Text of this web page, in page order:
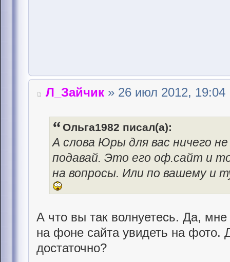
Л_Зайчик » 26 июл 2012, 19:04
Ольга1982 писал(а):
А слова Юры для вас ничего
подавай. Это его оф.сайт и
на вопросы. Или по вашему и
А что вы так волнуетесь. Да,
на фоне сайта увидеть на фото.
достаточно?